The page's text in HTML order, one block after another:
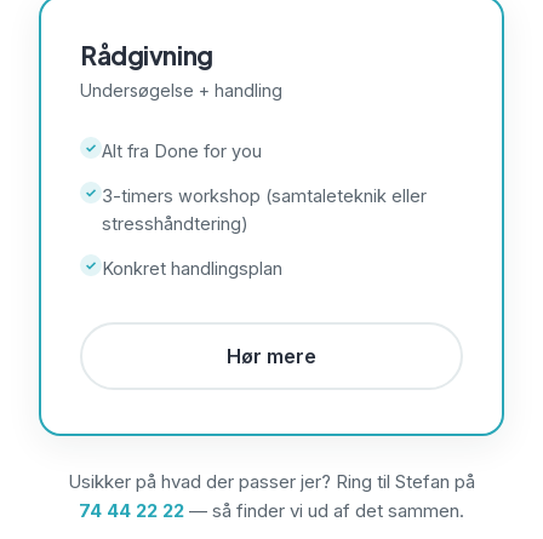
Rådgivning
Undersøgelse + handling
✓ Alt fra Done for you
✓ 3-timers workshop (samtaleteknik eller
stresshåndtering)
✓ Konkret handlingsplan
Hør mere
Usikker på hvad der passer jer? Ring til Stefan på
74 44 22 22 — så finder vi ud af det sammen.